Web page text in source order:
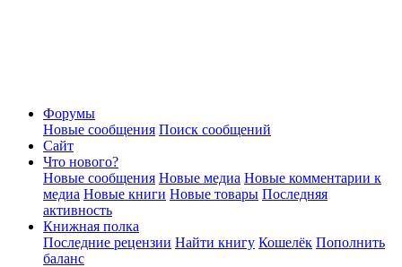
Форумы
Новые сообщения Поиск сообщений
Сайт
Что нового?
Новые сообщения Новые медиа Новые комментарии к
медиа Новые книги Новые товары Последняя
активность
Книжная полка
Последние рецензии Найти книгу Кошелёк Пополнить
баланс